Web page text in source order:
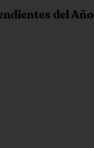
del Año